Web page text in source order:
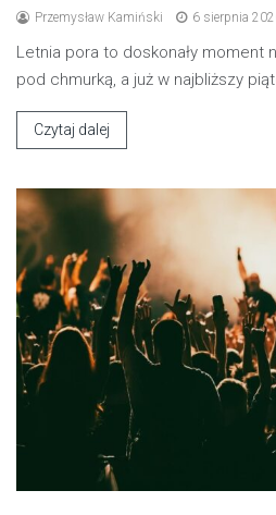
Przemysław Kamiński 6 sierpnia
Letnia pora to doskonały moment
pod chmurką, a już w najbliższy
Czytaj dalej